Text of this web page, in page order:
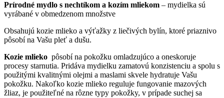
Prírodné mydlo s nechtíkom a kozím mliekom – mydielka sú
vyrábané v obmedzenom množstve
Obsahujú kozie mlieko a výťažky z liečivých bylín, ktoré priaznivo
pôsobí na Vašu pleť a dušu.
Kozie mlieko pôsobí na pokožku omladzujúco a oneskoruje
procesy starnutia. Pridáva mydielku zamatovú konzistenciu a spolu s
použitými kvalitnými olejmi a maslami skvele hydratuje Vašu
pokožku. Nakoľko kozie mlieko reguluje fungovanie mazových
žliaz, je použiteľné na rôzne typy pokožky, v prípade suchej sa